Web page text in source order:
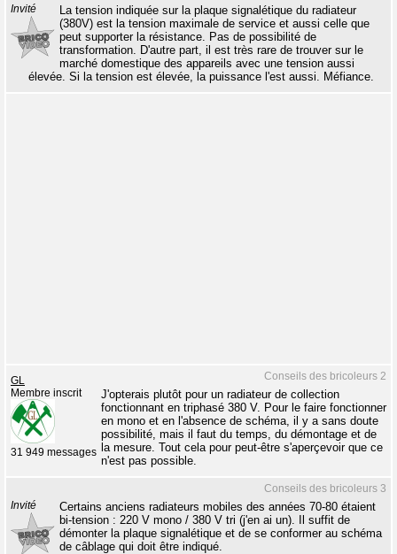
Invité
La tension indiquée sur la plaque signalétique du radiateur
(380V) est la tension maximale de service et aussi celle que
peut supporter la résistance. Pas de possibilité de
transformation. D'autre part, il est très rare de trouver sur le
marché domestique des appareils avec une tension aussi
élevée. Si la tension est élevée, la puissance l'est aussi. Méfiance.
Conseils des bricoleurs 2
GL
Membre inscrit
31 949 messages
J'opterais plutôt pour un radiateur de collection
fonctionnant en triphasé 380 V. Pour le faire fonctionner
en mono et en l'absence de schéma, il y a sans doute
possibilité, mais il faut du temps, du démontage et de
la mesure. Tout cela pour peut-être s'aperçevoir que ce
n'est pas possible.
Conseils des bricoleurs 3
Invité
Certains anciens radiateurs mobiles des années 70-80 étaient
bi-tension : 220 V mono / 380 V tri (j'en ai un). Il suffit de
démonter la plaque signalétique et de se conformer au schéma
de câblage qui doit être indiqué.